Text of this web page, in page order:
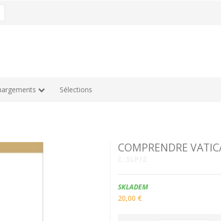
Sélections
COMPRENDRE
č.: SLP12
Dostupnost:
SKLADEM
20,00 €